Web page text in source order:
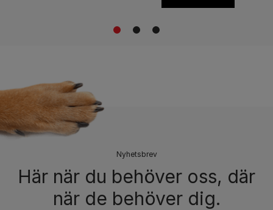
1 2 3
Nyhetsbrev​
Här när du behöver oss, där
när de behöver dig.